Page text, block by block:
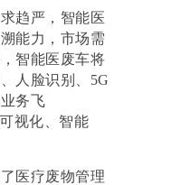
趋严，智能医
能力，市场需
智能医废车将
人脸识别、 5G
务飞
视化、智能
医疗废物管理